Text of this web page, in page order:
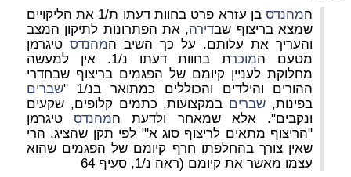
המהנדס
בן עזרא פרט בחוות דעתו ת/1 את הליקויים
שמצא בריצוף שבדירה, את הפתרונות לתיקון המצב
והעריך את עלותם. על כך השיב המהנדס טיגרמן
מטעם המוכר
ת בחוות דעתו נ/1. אין למעשה
מחלוקת לעניין קיומם של הפגמים בריצוף שבחדרי
ההורים והילדים והכוללים כמתואר בנ/1 "
שברים
בפינות, שברים במקצועות, כתמים קלופים, שקעים
ונקבים". אלא שמאחר ולדעת המהנדסטיגרמן
"הריצוף מתאים לריצוף סוג א'" לפי תקן שהציג, הרי
שאין צורך בהחלפתו חרף קיומם של הפגמים שהוא
עצמו מאשר את קיומם (ראה נ/1, סעיף 64